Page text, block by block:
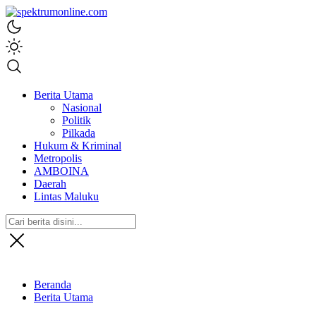
spektrumonline.com
Berita Utama
Nasional
Politik
Pilkada
Hukum & Kriminal
Metropolis
AMBOINA
Daerah
Lintas Maluku
Beranda
Berita Utama